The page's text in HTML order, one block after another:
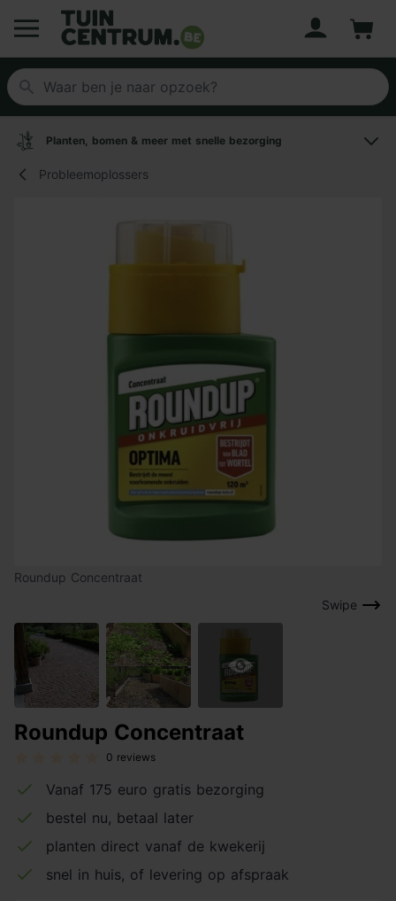
Logo Tuincentrum.be
Planten, bomen & meer met snelle bezorging
Probleemoplossers
Swipe
Roundup Concentraat
Roundup Concentraat
0 reviews
Vanaf 175 euro gratis bezorging
bestel nu, betaal later
planten direct vanaf de kwekerij
snel in huis, of levering op afspraak